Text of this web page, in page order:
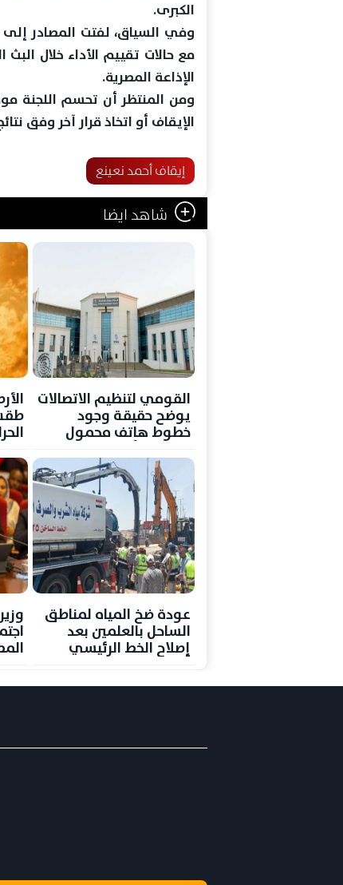
الكبرى.
وفي السياق، لفتت المصادر إلى
مع حالات تقييم الأداء خلال
الإذاعة المصرية.
ومن المنتظر أن تحسم اللجنة
الإيقاف أو اتخاذ قرار آخر وفق
إيقاف أحمد نعينع
شاهد ايضا
القومي لتنظيم الاتصالات
يوضح حقيقة وجود
خطوط هاتف محمول
المواطنين دون علمهم
عودة ضخ المياه لمناطق
الساحل بالعلمين بعد
إصلاح الخط الرئيسي